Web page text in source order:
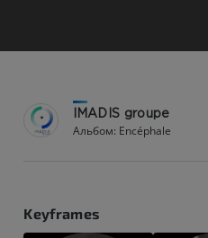
IMADIS groupe
Альбом: Encéphale
Keyframes